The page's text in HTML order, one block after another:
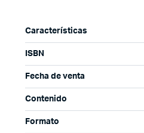
Características
ISBN
Fecha de venta
Contenido
Formato